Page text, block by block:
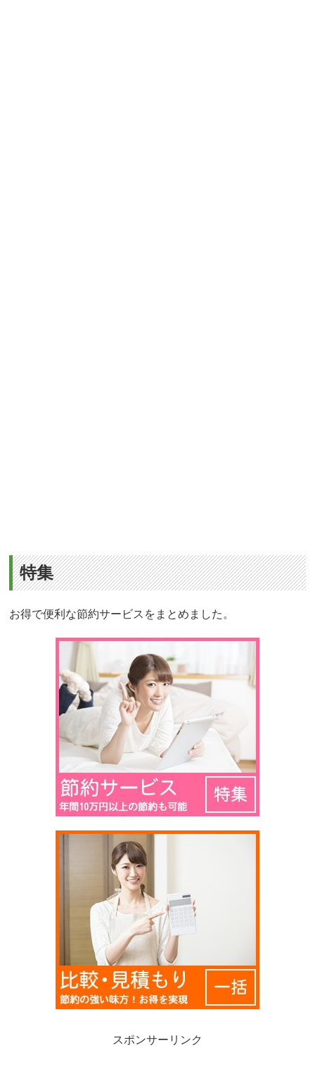
特集
お得で便利な節約サービスをまとめました。
スポンサーリンク